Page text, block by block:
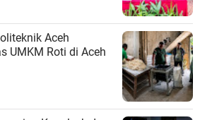
Aceh
UMKM Roti di Aceh